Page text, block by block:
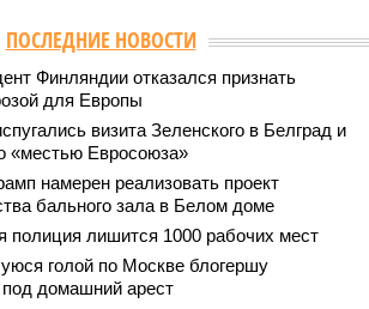
ПОСЛЕДНИЕ НОВОСТИ
Финляндии отказался признать
для Европы
визита Зеленского в Белград и
«местью Евросоюза»
намерен реализовать проект
бального зала в Белом доме
полиция лишится 1000 рабочих мест
голой по Москве блогершу
домашний арест